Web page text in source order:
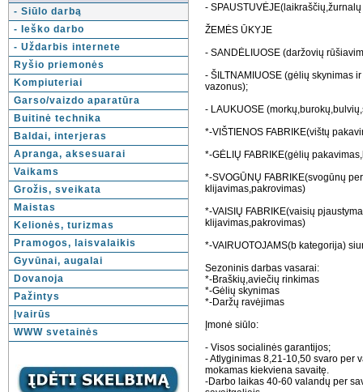
- Siūlo darbą
- Ieško darbo
- Uždarbis internete
Ryšio priemonės
Kompiuteriai
Garso/vaizdo aparatūra
Buitinė technika
Baldai, interjeras
Apranga, aksesuarai
Vaikams
Grožis, sveikata
Maistas
Kelionės, turizmas
Pramogos, laisvalaikis
Gyvūnai, augalai
Dovanoja
Pažintys
Įvairūs
WWW svetainės
-
ŽEMĖS ŪKYJE
- SANDĖLIUOSE (daržovių
- ŠILTNAMIUOSE (gėlių skynimas
vazonus);
- LAUKUOSE
*-VIŠTIENOS FABRIKE(vištų
*-GĖLIŲ FABRIKE(gėlių
*-SVOGŪNŲ FABRIKE(svogūnų
klijavimas,pakrovimas)
*-VAISIŲ FABRIKE(vaisių
klijavimas,pakrovimas)
*-VAIRUOTOJAMS(b kategorija)
Sezoninis darbas vasarai:
*-Braškių,aviečių rinkimas
*-Gėlių skynimas
*-Daržų ravėjimas
Įmonė siūlo:
- Visos socialinės garantijos;
- Atlyginimas 8,21-10,50 svaro per
mokamas kiekviena savaitę.
-Darbo laikas 40-60 valandų per